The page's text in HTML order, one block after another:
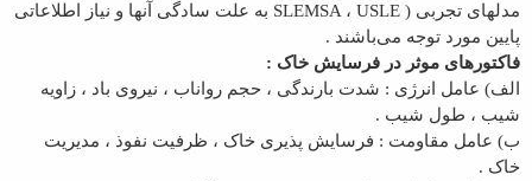
مدلهای تجربی (
SLEMSA ، USLE
به علت سادگی آنها و نیاز اطلاعاتی
پایین مورد توجه می‌باشند .
فاکتورهای موثر در فرسایش خاک :
الف) عامل انرژی : شدت بارندگی ، حجم رواناب ، نیروی باد ، زاویه
شیب ، طول شیب .
ب) عامل مقاومت : فرسایش پذیری خاک ، ظرفیت نفوذ ، مدیریت
خاک .